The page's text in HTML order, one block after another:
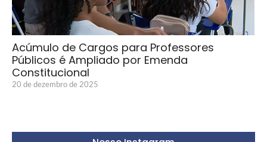
Acúmulo de Cargos para Professores
Públicos é Ampliado por Emenda
Constitucional
20 de dezembro de 2025